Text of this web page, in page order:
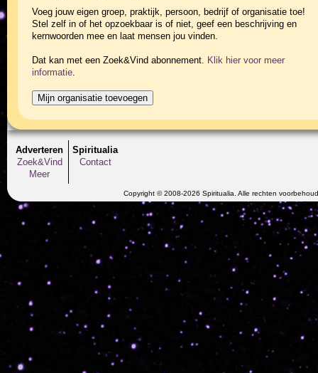
Voeg jouw eigen groep, praktijk, persoon, bedrijf of organisatie toe!
Stel zelf in of het opzoekbaar is of niet, geef een beschrijving en
kernwoorden mee en laat mensen jou vinden.
Dat kan met een Zoek&Vind abonnement. Klik hier voor meer
informatie
Adverteren
Zoek&Vind
Meer
Spiritualia
Contact
Copyright © 2008-2026 Spiritualia. Alle rechten